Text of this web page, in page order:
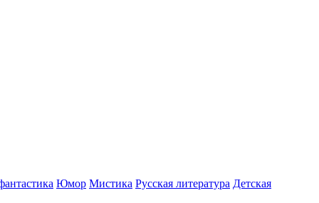
Юмор Мистика Русская литература Детская